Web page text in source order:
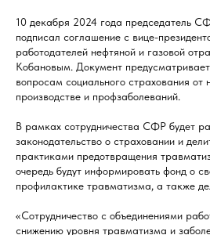
10 декабря 2024 года председатель
подписал соглашение с вице-
работодателей нефтяной и газовой
Кобановым. Документ предусматривает
вопросам социального страхования от
производстве и профзаболеваний.
В рамках сотрудничества СФР будет
законодательство о страховании и
практиками предотвращения
очередь будут информировать фонд о
профилактике травматизма, а также
«Сотрудничество с объединениями
снижению уровня травматизма и